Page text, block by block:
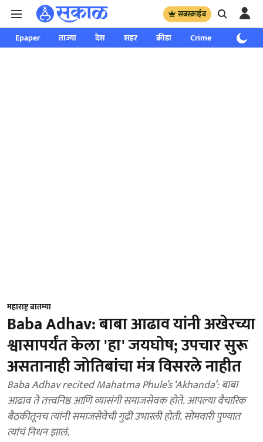
सबस्क्राईब
Epaper ताज्या देश शहर क्रीडा Crime साप्ताहिक
महाराष्ट्र बातम्या
Baba Adhav: बाबा आढाव यांनी अखेरच्या
श्वासापर्यंत केला 'हा' जयघोष; उपचार सुरू
असतानाही जोतिबांचा मंत्र विसरले नाहीत
Baba Adhav recited Mahatma Phule’s ‘Akhanda’: बाबा
आढाव ते तत्त्वनिष्ठ आणि व्यासंगी समाजसेवक होते. आपल्या वैचारिक
बैठकीतूनच त्यांनी समाजसेवेची गुढी उभारली होती. सोमवारी पुण्यात
त्यांचं निधन झालं.